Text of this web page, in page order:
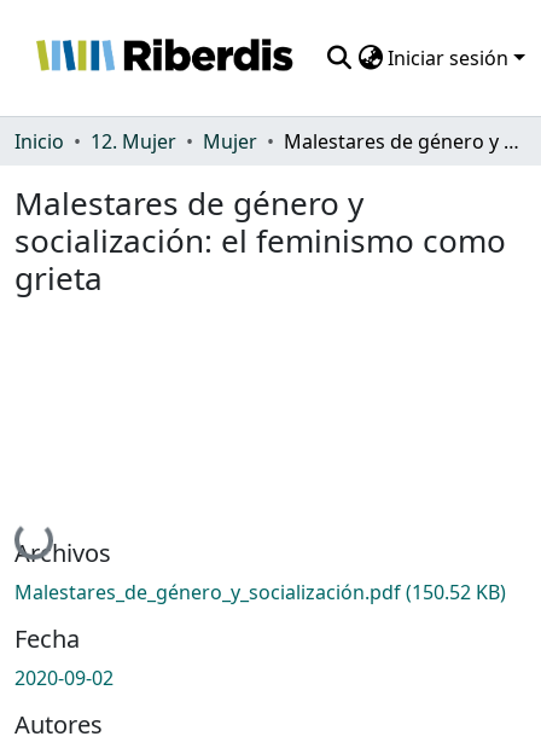
Iniciar sesión
Comunidades
Todo DSpace
Estadísticas
Inicio 12. Mujer Mujer Malestares de género y socialización: el feminismo como grieta
Malestares de género y
socialización: el feminismo como
grieta
Cargando...
Archivos
Malestares_de_género_y_socialización.pdf(150.52 KB)
Fecha
2020-09-02
Autores